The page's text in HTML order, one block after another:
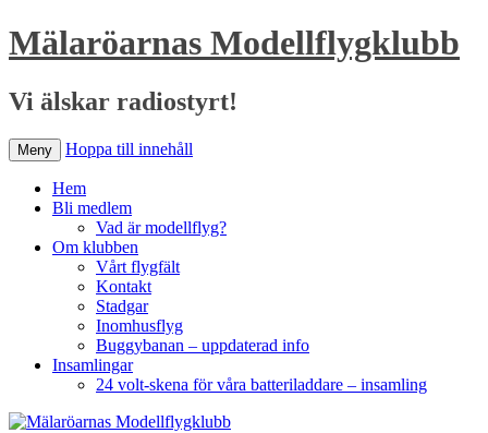
Mälaröarnas Modellflygklubb
Vi älskar radiostyrt!
Meny Hoppa till innehåll
Hem
Bli medlem
Vad är modellflyg?
Om klubben
Vårt flygfält
Kontakt
Stadgar
Inomhusflyg
Buggybanan – uppdaterad info
Insamlingar
24 volt-skena för våra batteriladdare – insamling